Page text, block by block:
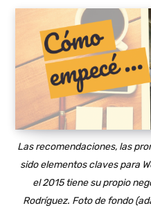
Las recomendaciones, las
sido elementos claves para
el 2015 tiene su propio
Rodríguez. Foto de fondo